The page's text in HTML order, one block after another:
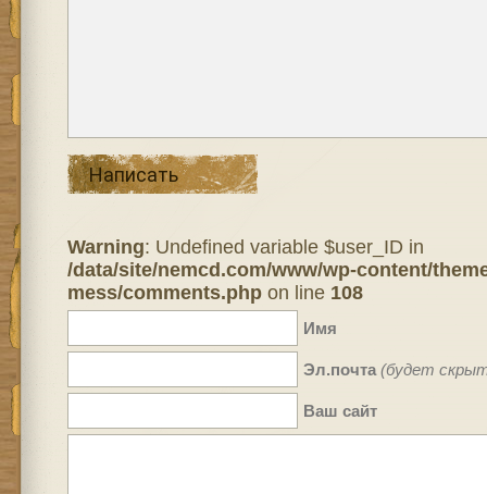
Написать
Warning: Undefined variable $user_ID in
/data/site/nemcd.com/www/wp-content/
mess/comments.phpon line 108
Имя
Эл.почта (будет
Ваш сайт